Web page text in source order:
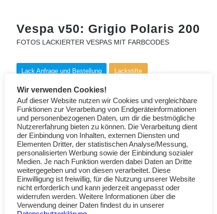
Vespa v50: Grigio Polaris 200
FOTOS LACKIERTER VESPAS MIT FARBCODES
Lack Anfrage und Bestellung Lackstifte
Max Meyer Farbcode: 1.268.8200
Wir verwenden Cookies!
Auf dieser Website nutzen wir Cookies und vergleichbare
Funktionen zur Verarbeitung von Endgeräteinformationen
und personenbezogenen Daten, um dir die bestmögliche
Nutzererfahrung bieten zu können. Die Verarbeitung dient
der Einbindung von Inhalten, externen Diensten und
Elementen Dritter, der statistischen Analyse/Messung,
personalisierten Werbung sowie der Einbindung sozialer
Medien. Je nach Funktion werden dabei Daten an Dritte
weitergegeben und von diesen verarbeitet. Diese
Einwilligung ist freiwillig, für die Nutzung unserer Website
nicht erforderlich und kann jederzeit angepasst oder
widerrufen werden. Weitere Informationen über die
Verwendung deiner Daten findest du in unserer